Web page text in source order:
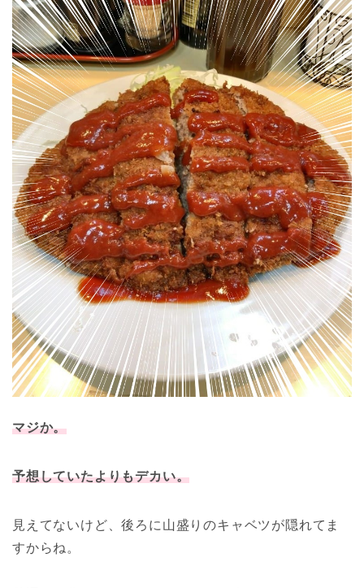
マジか。
予想していたよりもデカい。
見えてないけど、後ろに山盛りのキャベツが隠れてま
すからね。